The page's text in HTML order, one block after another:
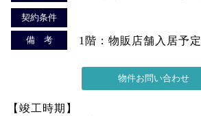
契約条件
備 考 1階：物販店舗入居予定
【竣工時期】